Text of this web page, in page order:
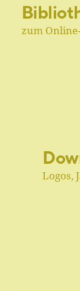
zum
Logos,